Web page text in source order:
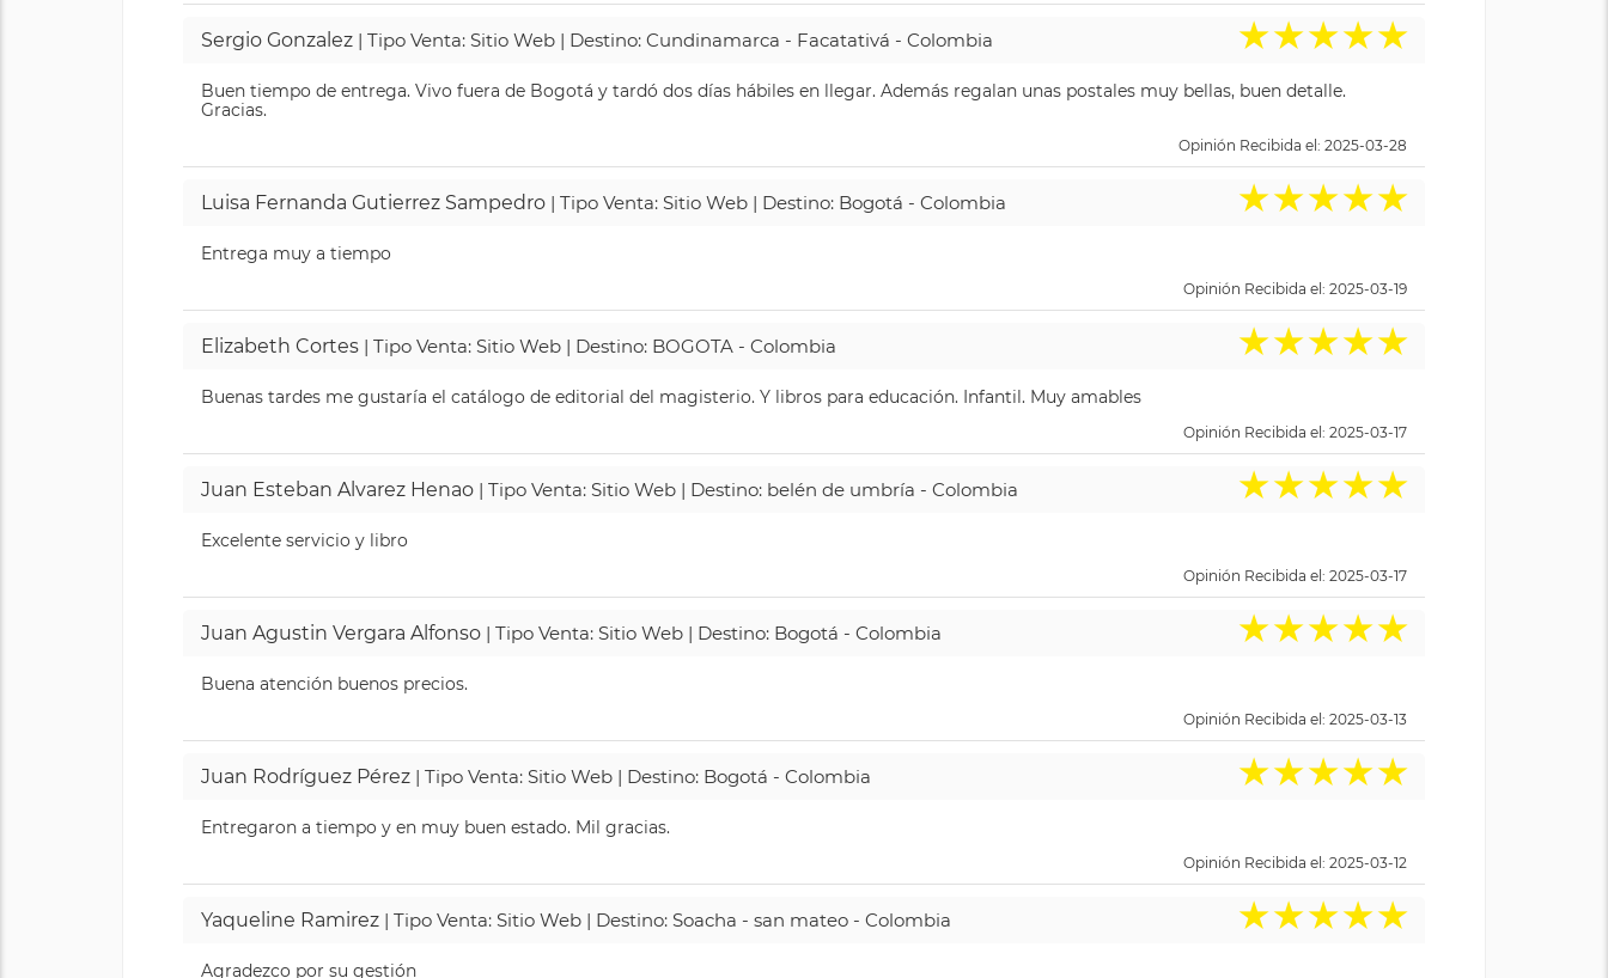
Sergio Gonzalez | Tipo Venta: Sitio Web | Destino: Cundinamarca - Facatativá - Colombia ★★★★★
Buen tiempo de entrega. Vivo fuera de Bogotá y tardó dos días hábiles en llegar. Además regalan unas postales muy bellas, buen detalle.
Gracias.
Opinión Recibida el: 2025-03-28
Luisa Fernanda Gutierrez Sampedro | Tipo Venta: Sitio Web | Destino: Bogotá - Colombia ★★★★★
Entrega muy a tiempo
Opinión Recibida el: 2025-03-19
Elizabeth Cortes | Tipo Venta: Sitio Web | Destino: BOGOTA - Colombia ★★★★★
Buenas tardes me gustaría el catálogo de editorial del magisterio. Y libros para educación. Infantil. Muy amables
Opinión Recibida el: 2025-03-17
Juan Esteban Alvarez Henao | Tipo Venta: Sitio Web | Destino: belén de umbría - Colombia ★★★★★
Excelente servicio y libro
Opinión Recibida el: 2025-03-17
Juan Agustin Vergara Alfonso | Tipo Venta: Sitio Web | Destino: Bogotá - Colombia ★★★★★
Buena atención buenos precios.
Opinión Recibida el: 2025-03-13
Juan Rodríguez Pérez | Tipo Venta: Sitio Web | Destino: Bogotá - Colombia ★★★★★
Entregaron a tiempo y en muy buen estado. Mil gracias.
Opinión Recibida el: 2025-03-12
Yaqueline Ramirez | Tipo Venta: Sitio Web | Destino: Soacha - san mateo - Colombia ★★★★★
Agradezco por su gestión